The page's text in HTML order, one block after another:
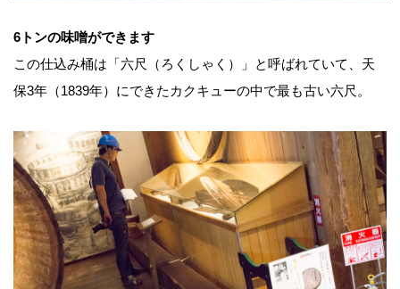
6トンの味噌ができます
この仕込み桶は「六尺（ろくしゃく）」と呼ばれていて、天
保3年（1839年）にできたカクキューの中で最も古い六尺。